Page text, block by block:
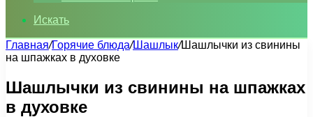
Искать
Главная/Горячие блюда/Шашлык/Шашлычки из свинины
на шпажках в духовке
Шашлычки из свинины на шпажках
в духовке